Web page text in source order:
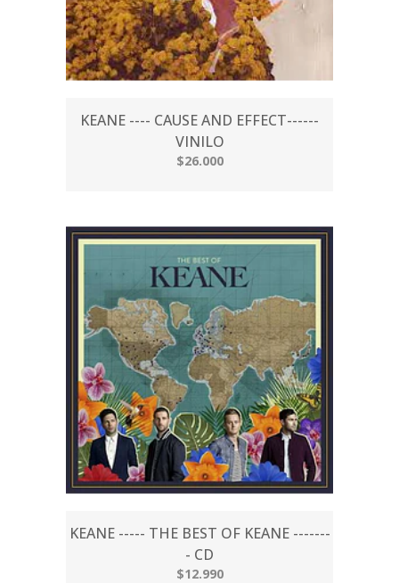
KEANE ---- CAUSE AND EFFECT------
VINILO
$26.000
KEANE ----- THE BEST OF KEANE -------
- CD
$12.990